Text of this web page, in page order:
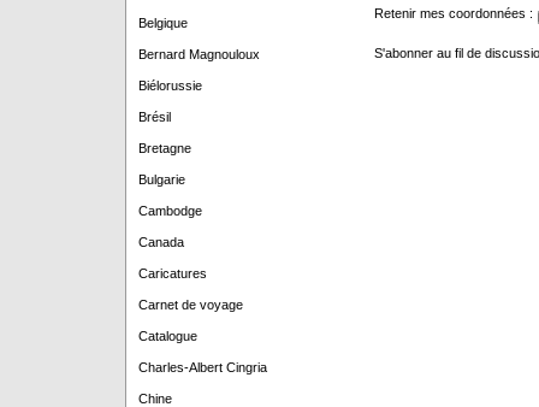
Belgique
Bernard Magnouloux
Biélorussie
Brésil
Bretagne
Bulgarie
Cambodge
Canada
Caricatures
Carnet de voyage
Catalogue
Charles-Albert Cingria
Chine
Retenir mes coordonnées :
S'abonner au fil de